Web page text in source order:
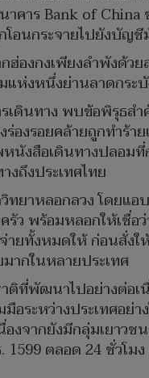
คาร Bank of
โอนกระจายไปยังบัญ
งกงเพียงลำพังด้ว
แห่งหนึ่งย่านลาดกระ
ดินทาง พบข้อพิรุธส
งรอยคล้ายถูกทำร้
นังสือเดินทางปลอม
งถึงประเทศไทย
ยาหลอกลวง โดยแ
ว พร้อมหลอกให้เชื่
ทั้งหมดให้ ก่อนสั่ง
ากในหลายประเทศ
ที่พัฒนาไปอย่างต่อเ
อระหว่างประเทศอ
งจากยังมีกลุ่มเยาว
ตลอด 24 ชั่วโมง